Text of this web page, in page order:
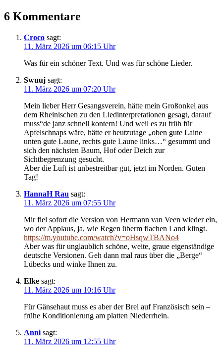
6 Kommentare
Croco sagt:
11. März 2026 um 06:15 Uhr
Was für ein schöner Text. Und was für schöne Lieder.
Swuuj sagt:
11. März 2026 um 07:20 Uhr
Mein lieber Herr Gesangsverein, hätte mein Großonkel aus
dem Rheinischen zu den Liedinterpretationen gesagt, darauf
muss“de janz schnell kontern! Und weil es zu früh für
Apfelschnaps wäre, hätte er heutzutage „oben gute Laine
unten gute Laune, rechts gute Laune links…“ gesummt und
sich den nächsten Baum, Hof oder Deich zur
Sichtbegrenzung gesucht.
Aber die Luft ist unbestreitbar gut, jetzt im Norden. Guten
Tag!
HannaH Rau sagt:
11. März 2026 um 07:55 Uhr
Mir fiel sofort die Version von Hermann van Veen wieder ein,
wo der Applaus, ja, wie Regen überm flachen Land klingt.
https://m.youtube.com/watch?v=oHsqwTBANo4
Aber was für unglaublich schöne, weite, graue eigenständige
deutsche Versionen. Geh dann mal raus über die „Berge“
Lübecks und winke Ihnen zu.
Elke sagt:
11. März 2026 um 10:16 Uhr
Für Gänsehaut muss es aber der Brel auf Französisch sein –
frühe Konditionierung am platten Niederrhein.
Anni sagt:
11. März 2026 um 12:55 Uhr